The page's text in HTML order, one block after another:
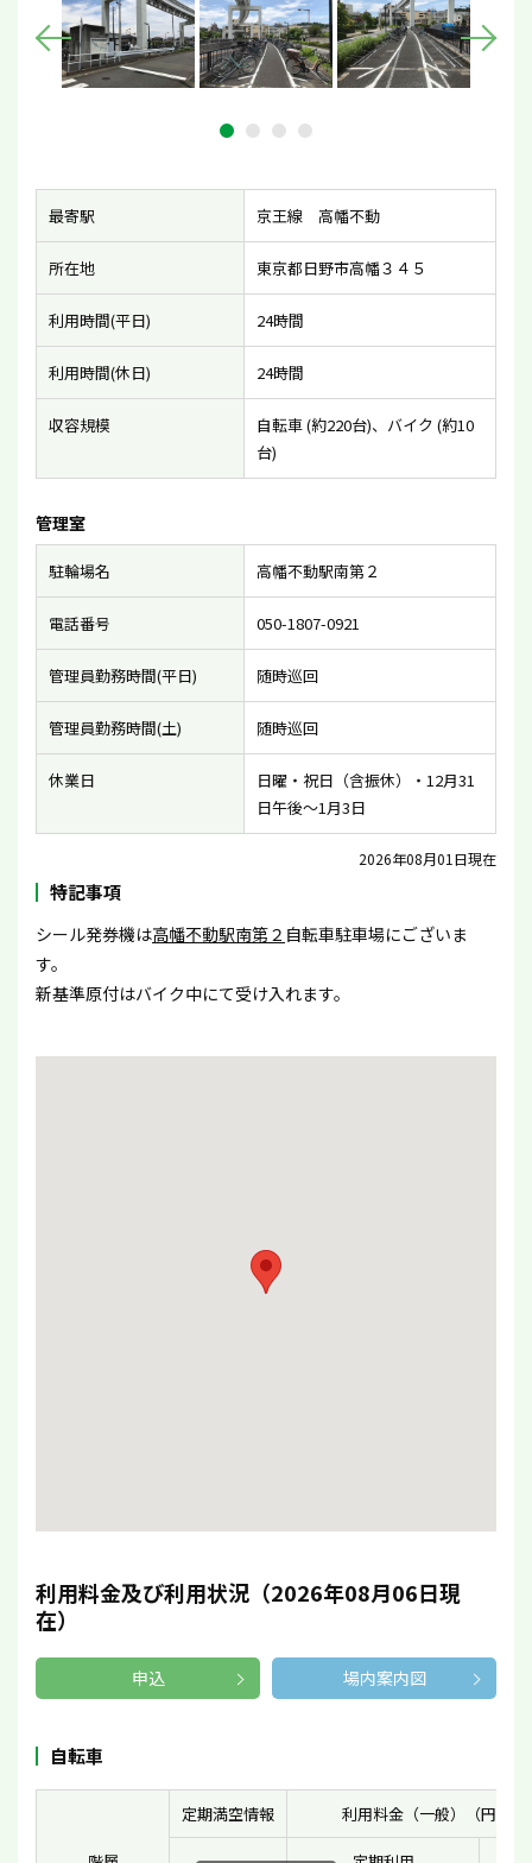
最寄駅 京王線 高幡不動
所在地 東京都日野市高幡３４５
利用時間(平日) 24時間
利用時間(休日) 24時間
収容規模
自転車 (約220台)、バイク (約10
台)
管理室
駐輪場名 高幡不動駅南第２
電話番号 050-1807-0921
管理員勤務時間(平日) 随時巡回
管理員勤務時間(土) 随時巡回
休業日
日曜・祝日（含振休）・12月31
日午後〜1月3日
2026年08月01日現在
特記事項
シール発券機は高幡不動駅南第２ 自転車駐車場にございま
す。
新基準原付はバイク中にて受け入れます。
利用料金及び利用状況（2026年08月06日現
在）
申込 場内案内図
自転車
定期満空情報 利用料金（一般）（円）